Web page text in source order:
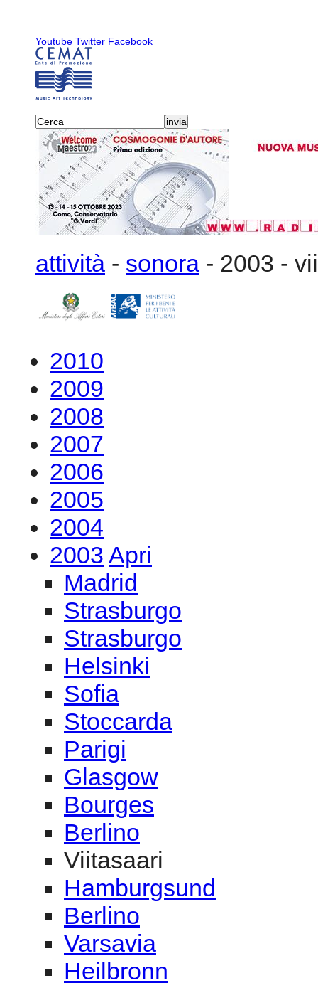
Youtube Twitter Facebook
attività - sonora - 2003 -
2010
2009
2008
2007
2006
2005
2004
2003 Apri
Madrid
Strasburgo
Strasburgo
Helsinki
Sofia
Stoccarda
Parigi
Glasgow
Bourges
Berlino
Viitasaari
Hamburgsund
Berlino
Varsavia
Heilbronn